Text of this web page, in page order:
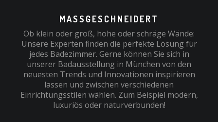
MASSGESCHNEIDERT
Ob klein oder groß, hohe oder schräge Wände:
Unsere Experten finden die perfekte Lösung für
jedes Badezimmer. Gerne können Sie sich in
unserer Badausstellung in München von den
neuesten Trends und Innovationen inspirieren
lassen und zwischen verschiedenen
Einrichtungsstilen wählen. Zum Beispiel modern,
luxuriös oder naturverbunden!